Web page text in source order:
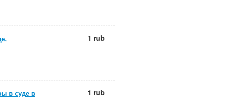
1 rub
в суде в
1 rub